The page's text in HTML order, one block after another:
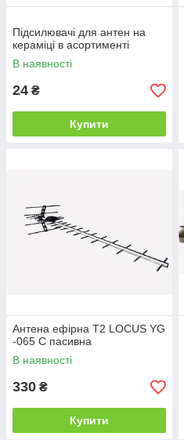
Підсилювачі для антен на
кераміці в асортименті
В наявності
24 ₴
Купити
Антена ефірна Т2 LOCUS YG
-065 C пасивна
В наявності
330 ₴
Купити